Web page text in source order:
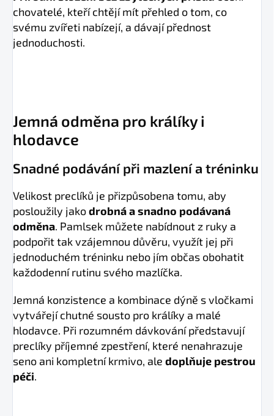
chovatelé, kteří chtějí mít přehled o tom, co
svému zvířeti nabízejí, a dávají přednost
jednoduchosti.
Jemná odměna pro králíky i
hlodavce
Snadné podávání při mazlení a tréninku
Velikost preclíků je přizpůsobena tomu, aby
posloužily jakodrobná a snadno podávaná
odměna. Pamlsek můžete nabídnout z ruky a
podpořit tak vzájemnou důvěru, využít jej při
jednoduchém tréninku nebo jím občas obohatit
každodenní rutinu svého mazlíčka.
Jemná konzistence a kombinace dýně s vločkami
vytvářejí chutné sousto pro králíky a malé
hlodavce. Při rozumném dávkování představují
preclíky příjemné zpestření, které nenahrazuje
seno ani kompletní krmivo, ale doplňuje pestrou
péči.